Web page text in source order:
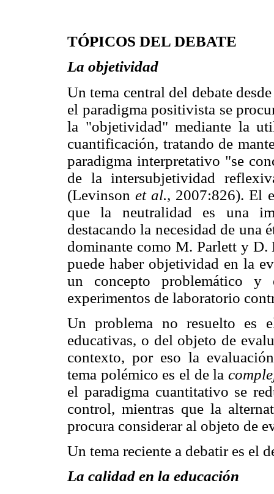
TÓPICOS DEL DEBATE
La objetividad
Un tema central del debate
el paradigma positivista se
la "objetividad" mediante la
cuantificación, tratando de
paradigma interpretativo "se
de la intersubjetividad
(Levinsonet al., 2007:826). El
que la neutralidad es una
destacando la necesidad de una
dominante como M. Parlett y
puede haber objetividad en la
un concepto problemático
experimentos de laboratorio
Un problema no resuelto
educativas, o del objeto de
contexto, por eso la
tema polémico es el de la
el paradigma cuantitativo se
control, mientras que la
procura considerar al objeto de
Un tema reciente a debatir es el
La calidad en la educación